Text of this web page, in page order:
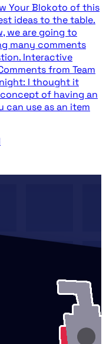
Your Blokoto of this
ideas to the table.
we are going to
many comments
Interactive
from Team
I thought it
of having an
use as an item